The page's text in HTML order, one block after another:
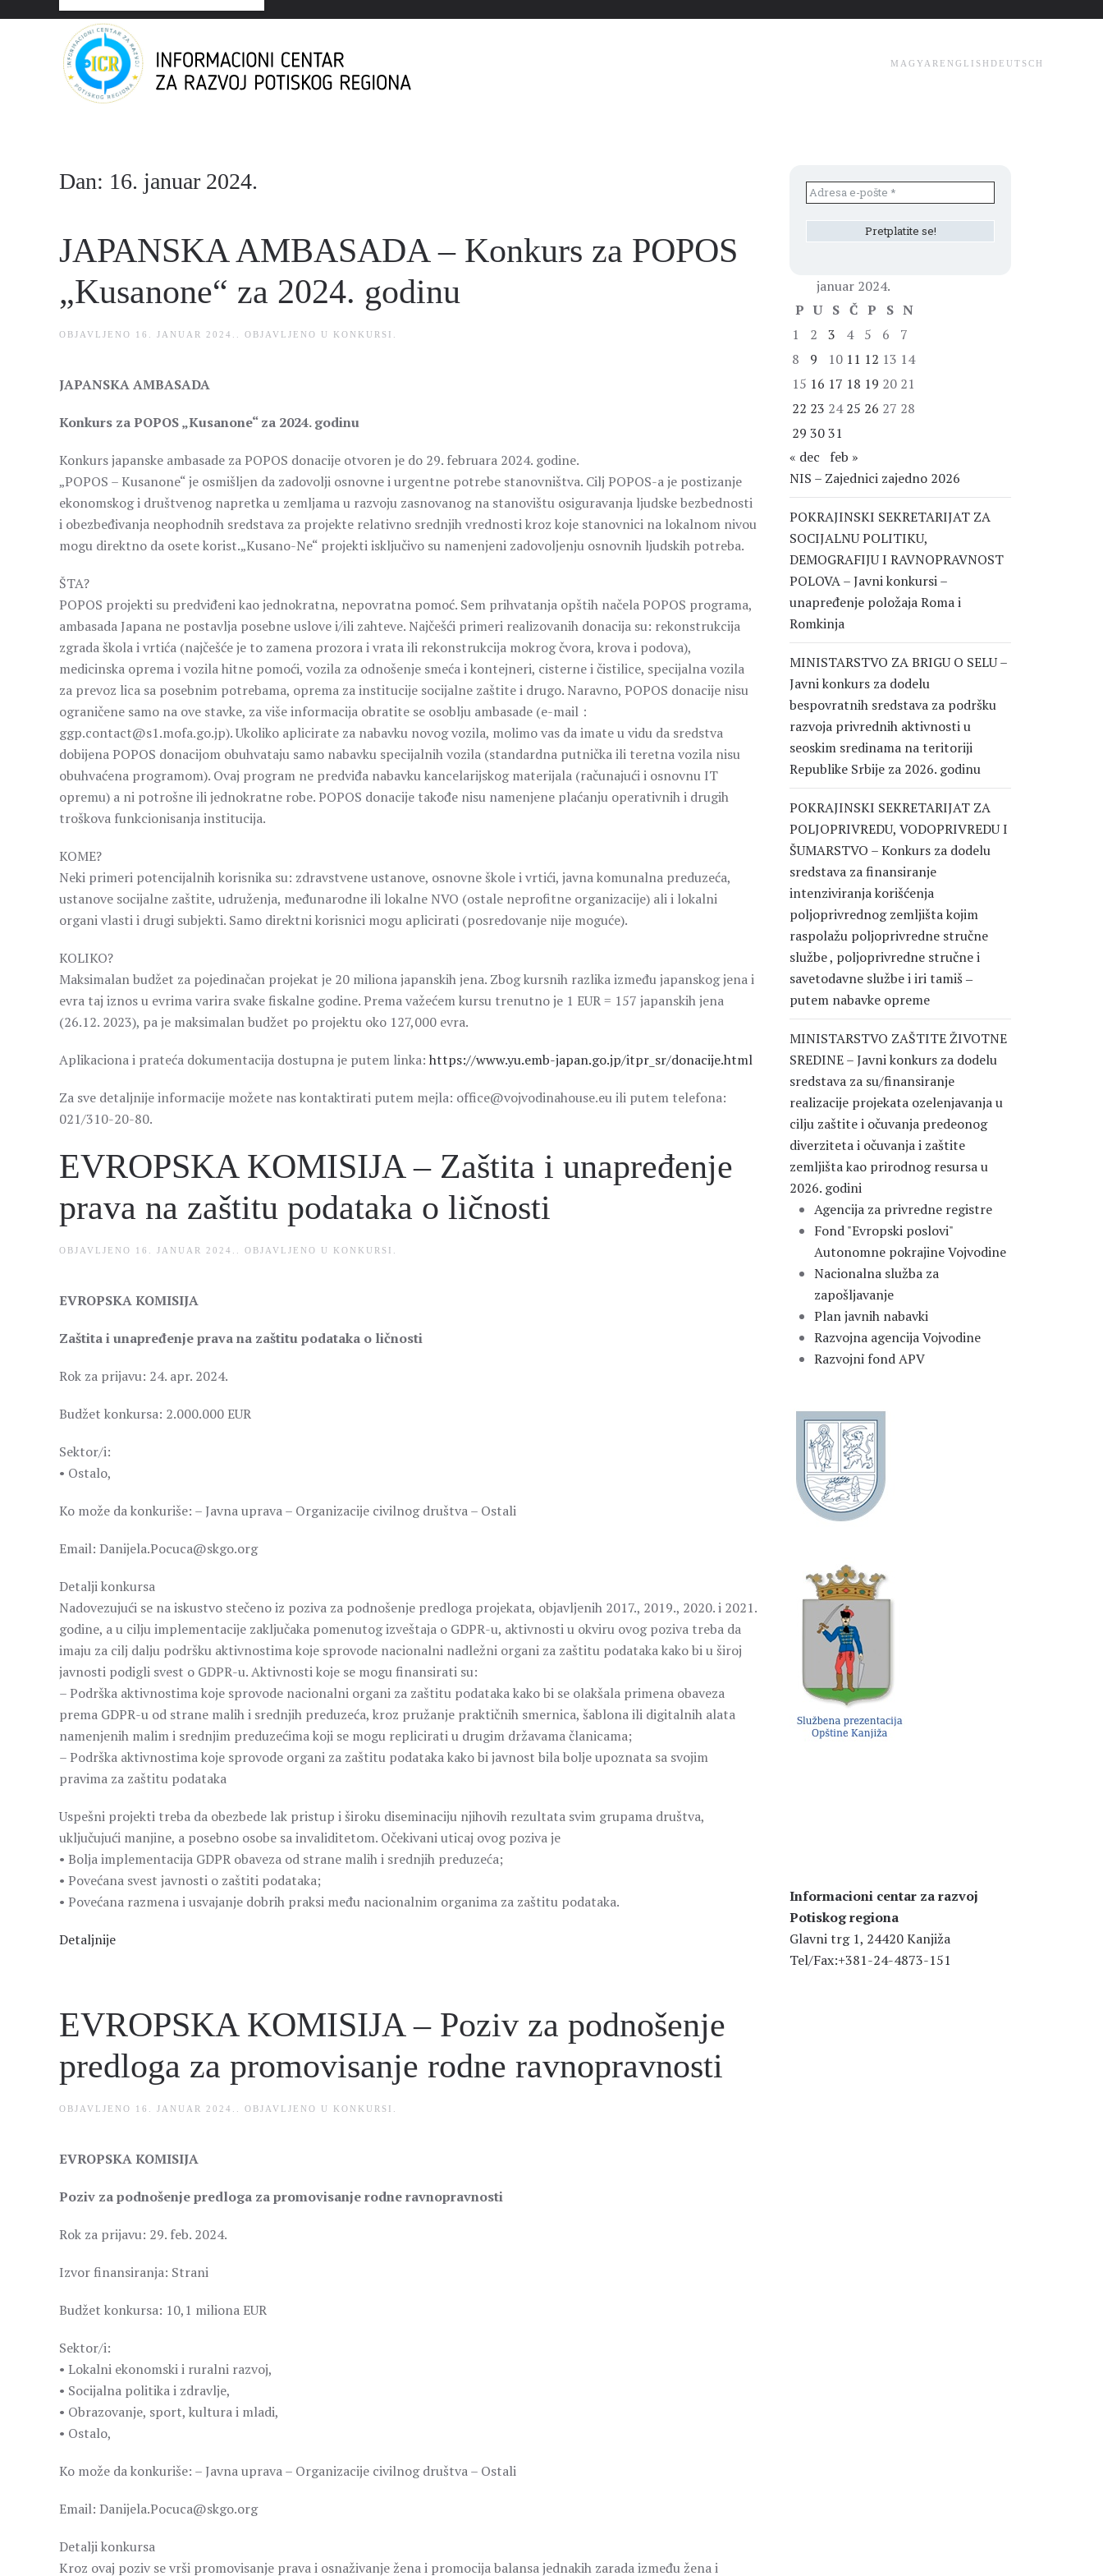
MAGYAR ENGLISH DEUTSCH
Dan: 16. januar 2024.
JAPANSKA AMBASADA – Konkurs za POPOS
„Kusanone“ za 2024. godinu
OBJAVLJENO 16. JANUAR 2024. . OBJAVLJENO U KONKURSI
JAPANSKA AMBASADA
Konkurs za POPOS „Kusanone“ za 2024. godinu
Konkurs japanske ambasade za POPOS donacije otvoren je do 29. februara 2024. godine.
„POPOS – Kusanone“ je osmišljen da zadovolji osnovne i urgentne potrebe stanovništva. Cilj POPOS-a je postizanje
ekonomskog i društvenog napretka u zemljama u razvoju zasnovanog na stanovištu osiguravanja ljudske bezbednosti
i obezbeđivanja neophodnih sredstava za projekte relativno srednjih vrednosti kroz koje stanovnici na lokalnom nivou
mogu direktno da osete korist.„Kusano-Ne“ projekti isključivo su namenjeni zadovoljenju osnovnih ljudskih potreba.
ŠTA?
POPOS projekti su predviđeni kao jednokratna, nepovratna pomoć. Sem prihvatanja opštih načela POPOS programa,
ambasada Japana ne postavlja posebne uslove i/ili zahteve. Najčešći primeri realizovanih donacija su: rekonstrukcija
zgrada škola i vrtića (najčešće je to zamena prozora i vrata ili rekonstrukcija mokrog čvora, krova i podova),
medicinska oprema i vozila hitne pomoći, vozila za odnošenje smeća i kontejneri, cisterne i čistilice, specijalna vozila
za prevoz lica sa posebnim potrebama, oprema za institucije socijalne zaštite i drugo. Naravno, POPOS donacije nisu
ograničene samo na ove stavke, za više informacija obratite se osoblju ambasade (e-mail：
ggp.contact@s1.mofa.go.jp). Ukoliko aplicirate za nabavku novog vozila, molimo vas da imate u vidu da sredstva
dobijena POPOS donacijom obuhvataju samo nabavku specijalnih vozila (standardna putnička ili teretna vozila nisu
obuhvaćena programom). Ovaj program ne predviđa nabavku kancelarijskog materijala (računajući i osnovnu IT
opremu) a ni potrošne ili jednokratne robe. POPOS donacije takođe nisu namenjene plaćanju operativnih i drugih
troškova funkcionisanja institucija.
KOME?
Neki primeri potencijalnih korisnika su: zdravstvene ustanove, osnovne škole i vrtići, javna komunalna preduzeća,
ustanove socijalne zaštite, udruženja, međunarodne ili lokalne NVO (ostale neprofitne organizacije) ali i lokalni
organi vlasti i drugi subjekti. Samo direktni korisnici mogu aplicirati (posredovanje nije moguće).
KOLIKO?
Maksimalan budžet za pojedinačan projekat je 20 miliona japanskih jena. Zbog kursnih razlika između japanskog jena i
evra taj iznos u evrima varira svake fiskalne godine. Prema važećem kursu trenutno je 1 EUR = 157 japanskih jena
(26.12. 2023), pa je maksimalan budžet po projektu oko 127,000 evra.
Aplikaciona i prateća dokumentacija dostupna je putem linka: https://www.yu.emb-japan.go.jp/itpr_sr/donacije.html
Za sve detaljnije informacije možete nas kontaktirati putem mejla: office@vojvodinahouse.eu ili putem telefona:
021/310-20-80.
EVROPSKA KOMISIJA – Zaštita i unapređenje
prava na zaštitu podataka o ličnosti
OBJAVLJENO 16. JANUAR 2024. . OBJAVLJENO U KONKURSI
EVROPSKA KOMISIJA
Zaštita i unapređenje prava na zaštitu podataka o ličnosti
Rok za prijavu: 24. apr. 2024.
Budžet konkursa: 2.000.000 EUR
Sektor/i:
• Ostalo,
Ko može da konkuriše: – Javna uprava – Organizacije civilnog društva – Ostali
Email: Danijela.Pocuca@skgo.org
Detalji konkursa
Nadovezujući se na iskustvo stečeno iz poziva za podnošenje predloga projekata, objavljenih 2017., 2019., 2020. i 2021.
godine, a u cilju implementacije zaključaka pomenutog izveštaja o GDPR-u, aktivnosti u okviru ovog poziva treba da
imaju za cilj dalju podršku aktivnostima koje sprovode nacionalni nadležni organi za zaštitu podataka kako bi u široj
javnosti podigli svest o GDPR-u. Aktivnosti koje se mogu finansirati su:
– Podrška aktivnostima koje sprovode nacionalni organi za zaštitu podataka kako bi se olakšala primena obaveza
prema GDPR-u od strane malih i srednjih preduzeća, kroz pružanje praktičnih smernica, šablona ili digitalnih alata
namenjenih malim i srednjim preduzećima koji se mogu replicirati u drugim državama članicama;
– Podrška aktivnostima koje sprovode organi za zaštitu podataka kako bi javnost bila bolje upoznata sa svojim
pravima za zaštitu podataka
Uspešni projekti treba da obezbede lak pristup i široku diseminaciju njihovih rezultata svim grupama društva,
uključujući manjine, a posebno osobe sa invaliditetom. Očekivani uticaj ovog poziva je
• Bolja implementacija GDPR obaveza od strane malih i srednjih preduzeća;
• Povećana svest javnosti o zaštiti podataka;
• Povećana razmena i usvajanje dobrih praksi među nacionalnim organima za zaštitu podataka.
Detaljnije
EVROPSKA KOMISIJA – Poziv za podnošenje
predloga za promovisanje rodne ravnopravnosti
OBJAVLJENO 16. JANUAR 2024. . OBJAVLJENO U KONKURSI
EVROPSKA KOMISIJA
Poziv za podnošenje predloga za promovisanje rodne ravnopravnosti
Rok za prijavu: 29. feb. 2024.
Izvor finansiranja: Strani
Budžet konkursa: 10,1 miliona EUR
Sektor/i:
• Lokalni ekonomski i ruralni razvoj,
• Socijalna politika i zdravlje,
• Obrazovanje, sport, kultura i mladi,
• Ostalo,
Ko može da konkuriše: – Javna uprava – Organizacije civilnog društva – Ostali
Email: Danijela.Pocuca@skgo.org
Detalji konkursa
Kroz ovaj poziv se vrši promovisanje prava i osnaživanje žena i promocija balansa jednakih zarada između žena i
januar 2024.
P U S Č P S N
1
2 3 4 5 6
7
8
9 10 11 12 13 14
15 16 17 18 19 20 21
22 23 24 25 26 27 28
29 3031
« dec
feb »
NIS – Zajednici zajedno 2026
POKRAJINSKI SEKRETARIJAT ZA
SOCIJALNU POLITIKU,
DEMOGRAFIJU I RAVNOPRAVNOST
POLOVA – Javni konkursi –
unapređenje položaja Roma i
Romkinja
MINISTARSTVO ZA BRIGU O SELU –
Javni konkurs za dodelu
bespovratnih sredstava za podršku
razvoja privrednih aktivnosti u
seoskim sredinama na teritoriji
Republike Srbije za 2026. godinu
POKRAJINSKI SEKRETARIJAT ZA
POLJOPRIVREDU, VODOPRIVREDU I
ŠUMARSTVO – Konkurs za dodelu
sredstava za finansiranje
intenziviranja korišćenja
poljoprivrednog zemljišta kojim
raspolažu poljoprivredne stručne
službe , poljoprivredne stručne i
savetodavne službe i iri tamiš ‒
putem nabavke opreme
MINISTARSTVO ZAŠTITE ŽIVOTNE
SREDINE – Javni konkurs za dodelu
sredstava za su/finansiranje
realizacije projekata ozelenjavanja u
cilju zaštite i očuvanja predeonog
diverziteta i očuvanja i zaštite
zemljišta kao prirodnog resursa u
2026. godini
Agencija za privredne registre
Fond "Evropski poslovi"
Autonomne pokrajine Vojvodine
Nacionalna služba za
zapošljavanje
Plan javnih nabavki
Razvojna agencija Vojvodine
Razvojni fond APV
Informacioni centar za razvoj
Potiskog regiona
Glavni trg 1, 24420 Kanjiža
Tel/Fax:+381-24-4873-151